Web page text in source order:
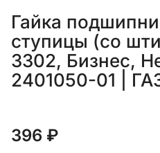
Гайка
ступицы (со
3302, Бизнес,
2401050-01 |
396 ₽